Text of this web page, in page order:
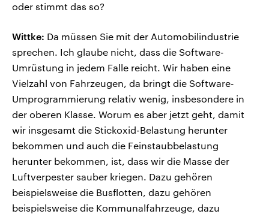
oder stimmt das so?
Wittke: Da müssen Sie mit der Automobilindustrie
sprechen. Ich glaube nicht, dass die Software-
Umrüstung in jedem Falle reicht. Wir haben eine
Vielzahl von Fahrzeugen, da bringt die Software-
Umprogrammierung relativ wenig, insbesondere in
der oberen Klasse. Worum es aber jetzt geht, damit
wir insgesamt die Stickoxid-Belastung herunter
bekommen und auch die Feinstaubbelastung
herunter bekommen, ist, dass wir die Masse der
Luftverpester sauber kriegen. Dazu gehören
beispielsweise die Busflotten, dazu gehören
beispielsweise die Kommunalfahrzeuge, dazu